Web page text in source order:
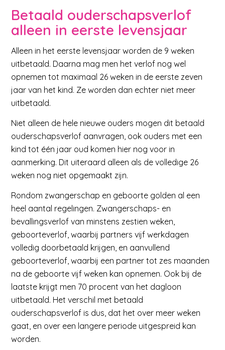
Betaald ouderschapsverlof
alleen in eerste levensjaar
Alleen in het eerste levensjaar worden de 9 weken
uitbetaald. Daarna mag men het verlof nog wel
opnemen tot maximaal 26 weken in de eerste zeven
jaar van het kind. Ze worden dan echter niet meer
uitbetaald.
Niet alleen de hele nieuwe ouders mogen dit betaald
ouderschapsverlof aanvragen, ook ouders met een
kind tot één jaar oud komen hier nog voor in
aanmerking. Dit uiteraard alleen als de volledige 26
weken nog niet opgemaakt zijn.
Rondom zwangerschap en geboorte golden al een
heel aantal regelingen. Zwangerschaps- en
bevallingsverlof van minstens zestien weken,
geboorteverlof, waarbij partners vijf werkdagen
volledig doorbetaald krijgen, en aanvullend
geboorteverlof, waarbij een partner tot zes maanden
na de geboorte vijf weken kan opnemen. Ook bij de
laatste krijgt men 70 procent van het dagloon
uitbetaald. Het verschil met betaald
ouderschapsverlof is dus, dat het over meer weken
gaat, en over een langere periode uitgespreid kan
worden.